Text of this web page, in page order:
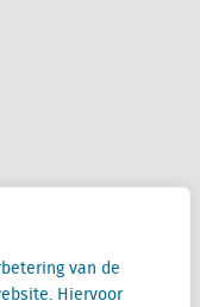
van de
Hiervoor